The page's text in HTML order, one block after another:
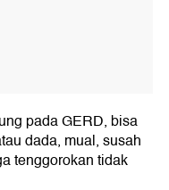
pada GERD, bisa
dada, mual, susah
tenggorokan tidak